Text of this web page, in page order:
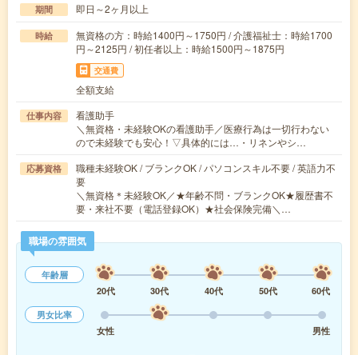
期間 即日～2ヶ月以上
時給
無資格の方：時給1400円～1750円 / 介護福祉士：時給1700
円～2125円 / 初任者以上：時給1500円～1875円
交通費
全額支給
仕事内容
看護助手
＼無資格・未経験OKの看護助手／医療行為は一切行わない
ので未経験でも安心！▽具体的には…・リネンやシ…
応募資格
職種未経験OK / ブランクOK / パソコンスキル不要 / 英語力不
要
＼無資格＊未経験OK／★年齢不問・ブランクOK★履歴書不
要・来社不要（電話登録OK）★社会保険完備＼…
職場の雰囲気
年齢層
20代
30代 40代 50代
60代
男女比率
女性
男性